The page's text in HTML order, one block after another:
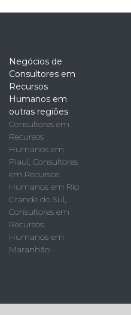
Negócios de
Consultores em
Recursos
Humanos em
outras regiões
Consultores em
Recursos
Humanos em
Piauí, Consultores
em Recursos
Humanos em Rio
Grande do Sul,
Consultores em
Recursos
Humanos em
Maranhão